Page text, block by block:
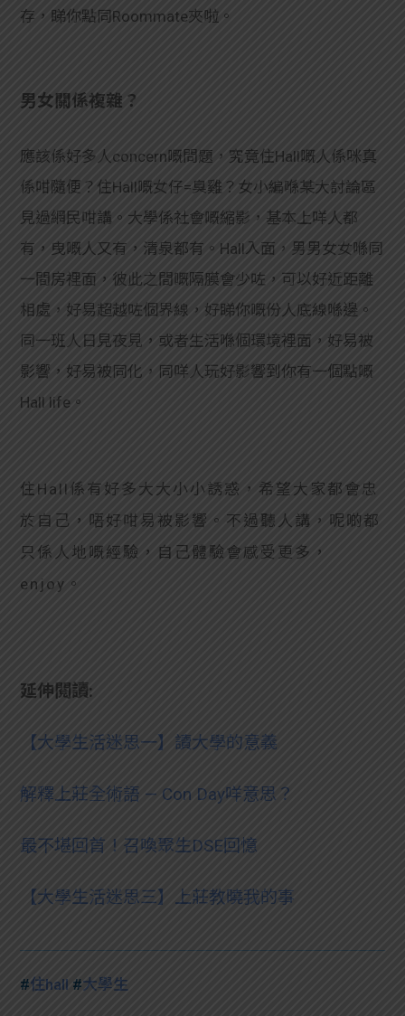
存，睇你點同Roommate夾啦。
男女關係複雜？
應該係好多人concern嘅問題，究竟住Hall嘅人係咪真
係咁隨便？住Hall嘅女仔=臭雞？女小編喺某大討論區
見過網民咁講。大學係社會嘅縮影，基本上咩人都
有，曳嘅人又有，清泉都有。Hall入面，男男女女喺同
一間房裡面，彼此之間嘅隔膜會少咗，可以好近距離
相處，好易超越咗個界線，好睇你嘅份人底線喺邊。
同一班人日見夜見，或者生活喺個環境裡面，好易被
影響，好易被同化，同咩人玩好影響到你有一個點嘅
Hall life。
住Hall係有好多大大小小誘惑，希望大家都會忠
於自己，唔好咁易被影響。不過聽人講，呢啲都
只係人地嘅經驗，自己體驗會感受更多，
enjoy。
延伸閱讀:
【大學生活迷思一】讀大學的意義
解釋上莊全術語 — Con Day咩意思？
最不堪回首！召喚聚生DSE回憶
【大學生活迷思三】上莊教曉我的事
#住hall #大學生